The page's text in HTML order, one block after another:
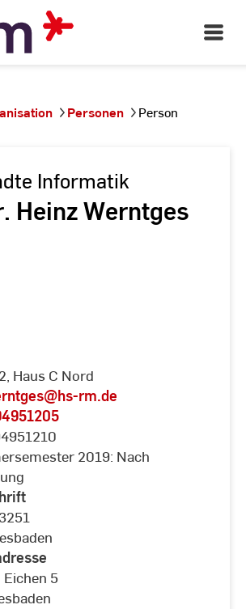
Open
Main
Personen Person
Informatik
Heinz Werntges
Haus C Nord
@hs-rm.de
2019: Nach
5